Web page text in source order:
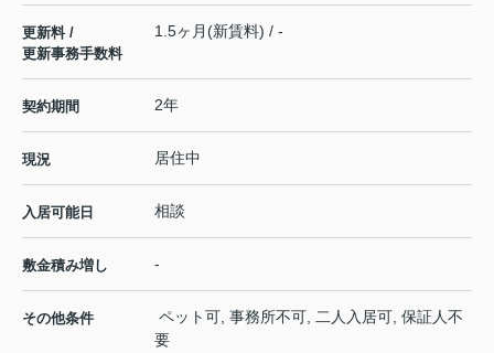
更新料 /
更新事務手数料
1.5ヶ月(新賃料) / -
契約期間 2年
現況 居住中
入居可能日 相談
敷金積み増し -
その他条件
ペット可, 事務所不可, 二人入居可, 保証人不
要